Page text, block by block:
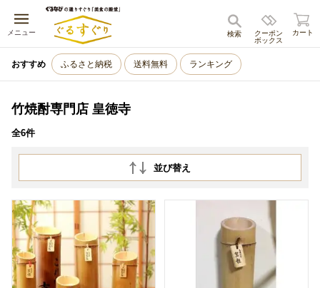
メニュー
キャンセル
クーポン
ボックス
検索 カート
おすすめ ふるさと納税 送料無料 ランキング
竹焼酎専門店 皇徳寺
全6件
並び替え